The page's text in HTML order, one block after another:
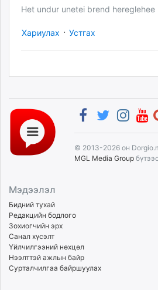
Het undur unetei brend hereglehee
Хариулах · Устгах
© 2013-2026 он
MGL Media Group
Мэдээлэл
Бидний тухай
Редакцийн бодлого
Зохиогчийн эрх
Санал хүсэлт
Үйлчилгээний нөхцөл
Нээлттэй ажлын байр
Сурталчилгаа байршуулах